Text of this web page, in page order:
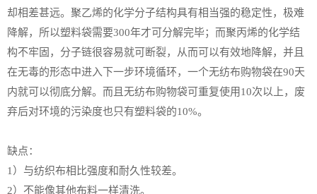
却相差甚远。聚乙烯的化学分子结构具有相当强的稳定性，极难
降解，所以塑料袋需要300年才可分解完毕；而聚丙烯的化学结
构不牢固，分子链很容易就可断裂，从而可以有效地降解，并且
在无毒的形态中进入下一步环境循环，一个无纺布购物袋在90天
内就可以彻底分解。而且无纺布购物袋可重复使用10次以上，废
弃后对环境的污染度也只有塑料袋的10%。
缺点：
1）与纺织布相比强度和耐久性较差。
2）不能像其他布料一样清洗。